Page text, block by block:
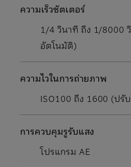
ความเร็วชัตเตอร์
1/4 วินาที ถึง 1/8000
อัตโนมัติ)
ความไวในการถ่ายภาพ
ISO100 ถึง 1600 (ปรั
การควบคุมรูรับแสง
โปรแกรม AE